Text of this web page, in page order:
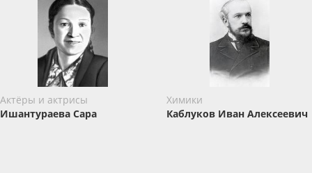
Актёры и актрисы
Ишантураева Сара
Химики
Каблуков Иван Алексеевич